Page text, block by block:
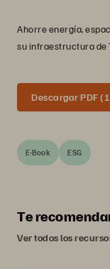
Ahorre energía,
su infraestructura de
Descargar PDF
E-Book ESG
Te
Ver todos los